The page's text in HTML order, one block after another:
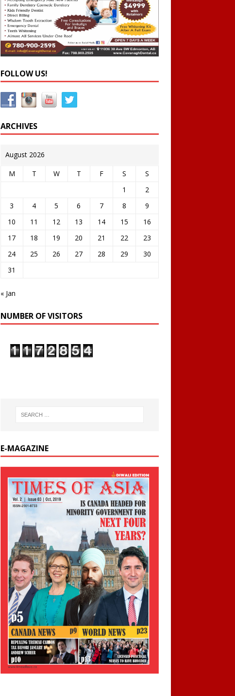
FOLLOW US!
ARCHIVES
August 2026
M T W T F S
S
1
2
3
4 5 6 7 8
9
10
11 12 13 14 15
16
17
18 19 20 21 22
23
24
25 26 27 28 29
30
31
« Jan
NUMBER OF VISITORS
E-MAGAZINE